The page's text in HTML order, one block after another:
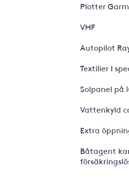
Plotter
VHF
Autopilot
Textilier I
Solpanel på
Vattenkyld
Extra
Båtagent